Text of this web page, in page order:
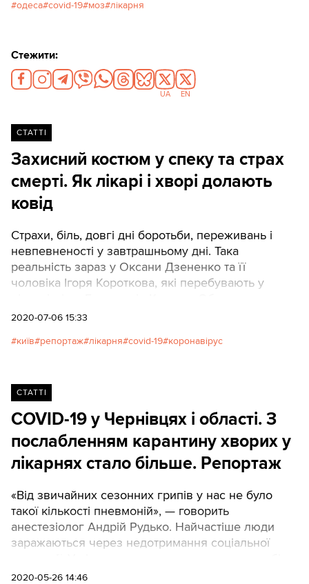
лікарні.
одеса covid-19 моз лікарня
Стежити:
UA EN
СТАТТІ
Захисний костюм у спеку та страх
смерті. Як лікарі і хворі долають
ковід
Страхи, біль, довгі дні боротьби, переживань і
невпевненості у завтрашньому дні. Така
реальність зараз у Оксани Дзененко та її
чоловіка Ігоря Короткова, які перебувають у
коронавірусом. Тато, мама та сестра чоловіка
лікарні №9. Ми поговорили з хворими та
2020-07-06 15:33
київ репортаж лікарня covid-19 коронавірус
СТАТТІ
COVID-19 у Чернівцях і області. З
послабленням карантину хворих у
лікарнях стало більше. Репортаж
«Від звичайних сезонних грипів у нас не було
такої кількості пневмоній», — говорить
анестезіолог Андрій Рудько. Найчастіше люди
заражаються через недотримання соціальної
апаратів штучного дихання та основних ліків.
2020-05-26 14:46